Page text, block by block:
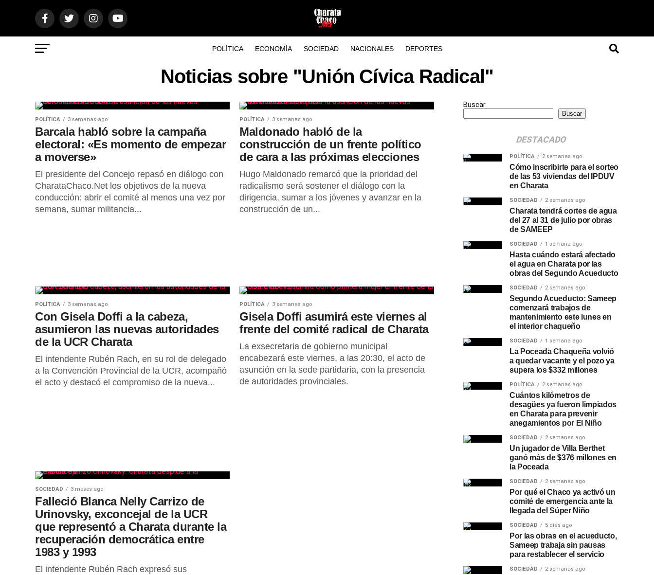
POLÍTICA ECONOMÍA SOCIEDAD NACIONALES DEPORTES
Noticias sobre "Unión Cívica Radical"
POLÍTICA 3 semanas ago
Barcala habló sobre la campaña
electoral: «Es momento de empezar
a moverse»
El presidente del Concejo repasó en diálogo con
CharataChaco.Net los objetivos de la nueva
conducción: abrir el comité al menos una vez por
semana, sumar militancia...
POLÍTICA 3 semanas ago
Maldonado habló de la
construcción de un frente político
de cara a las próximas elecciones
Hugo Maldonado remarcó que la prioridad del
radicalismo será sostener el diálogo con la
dirigencia, sumar a los jóvenes y avanzar en la
construcción de un...
POLÍTICA 3 semanas ago
Con Gisela Doffi a la cabeza,
asumieron las nuevas autoridades
de la UCR Charata
El intendente Rubén Rach, en su rol de delegado
a la Convención Provincial de la UCR, acompañó
el acto y destacó el compromiso de la nueva...
POLÍTICA 3 semanas ago
Gisela Doffi asumirá este viernes al
frente del comité radical de Charata
La exsecretaria de gobierno municipal
encabezará este viernes, a las 20:30, el acto de
asunción en la sede partidaria, con la presencia
de autoridades provinciales.
SOCIEDAD 3 meses ago
Falleció Blanca Nelly Carrizo de
Urinovsky, exconcejal de la UCR
que representó a Charata durante la
recuperación democrática entre
1983 y 1993
El intendente Rubén Rach expresó sus
Buscar
Buscar
DESTACADO
POLÍTICA 2 semanas ago
Cómo inscribirte para el sorteo
de las 53 viviendas del IPDUV
en Charata
SOCIEDAD 2 semanas ago
Charata tendrá cortes de agua
del 27 al 31 de julio por obras
de SAMEEP
SOCIEDAD 1 semana ago
Hasta cuándo estará afectado
el agua en Charata por las
obras del Segundo Acueducto
SOCIEDAD 2 semanas ago
Segundo Acueducto: Sameep
comenzará trabajos de
mantenimiento este lunes en
el interior chaqueño
SOCIEDAD 1 semana ago
La Poceada Chaqueña volvió
a quedar vacante y el pozo ya
supera los $332 millones
POLÍTICA 2 semanas ago
Cuántos kilómetros de
desagües ya fueron limpiados
en Charata para prevenir
anegamientos por El Niño
SOCIEDAD 2 semanas ago
Un jugador de Villa Berthet
ganó más de $376 millones en
la Poceada
SOCIEDAD 2 semanas ago
Por qué el Chaco ya activó un
comité de emergencia ante la
llegada del Súper Niño
SOCIEDAD 5 días ago
Por las obras en el acueducto,
Sameep trabaja sin pausas
para restablecer el servicio
SOCIEDAD 2 semanas ago